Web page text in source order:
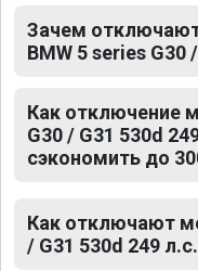
Зачем отключают
BMW 5 series G30
Как отключение
G30 / G31 530d
сэкономить до
Как отключают
/ G31 530d 249